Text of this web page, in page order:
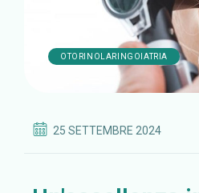
OTORINOLARINGOIATRIA
25 SETTEMBRE 2024